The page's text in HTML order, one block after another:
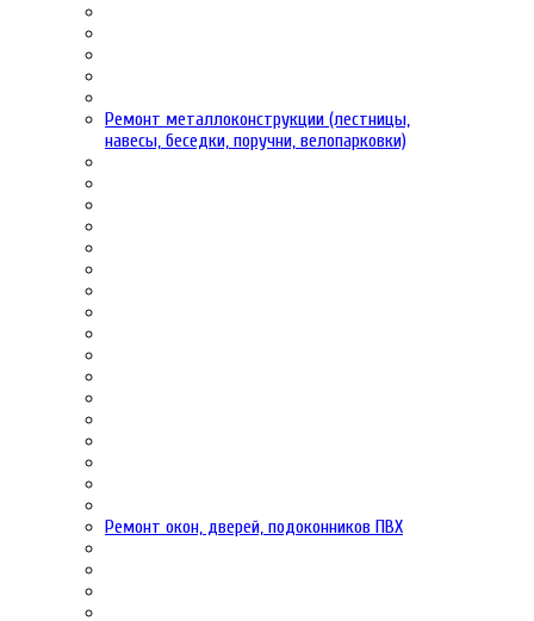
Ремонт металлоконструкции (лестницы,
навесы, беседки, поручни, велопарковки)
Ремонт окон, дверей, подоконников ПВХ